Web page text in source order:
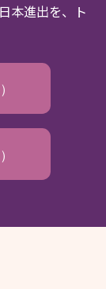
本進出を、ト